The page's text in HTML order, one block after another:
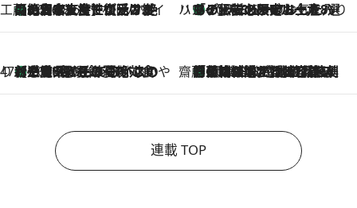
工藤まやのおもてなしハワイ
2026.8.6
【ハワイ土産】ローカルの絶大な支持で復活！ 絶品の幻クッキー《元ファンの日本人女性が受け継いだ名店》 ハワイ賢者 リサのお気に入りリスト2026.8.6
あの伝説の限定トートも！ リニューアルした「ディーン＆デルーカ ハワイ」で必須のお土産8選
47都道府県の手みやげ ひんやりスイーツで夏を満喫
2026.8.6
【三重県】この夏絶対食べたい 冷やしておいしいおやつ3選 お餅×アイスの新感覚スイーツ 齋藤 薫 美容脳ルネサンス
2026.8.6
「荷物が増えるほど旅ストレスは増す」美容ジャーナリストがたどり着いた最終結論。“化粧品を劇的に減らす”感動の凝縮美容とは
連載 TOP